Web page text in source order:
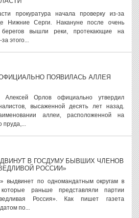
прокуратура начала проверку из-за
Нижние Серги. Накануне после очень
вышли реки, протекающие на
этого...
ПОЯВИЛАСЬ АЛЛЕЯ
Алексей Орлов официально утвердил
высаженной десять лет назад.
аллеи, расположенной на
пруда,...
В ГОСДУМУ БЫВШИХ ЧЛЕНОВ
РОССИИ»
выдвинет по одномандатным округам в
раньше представляли партии
Россия». Как пишет газета
по...